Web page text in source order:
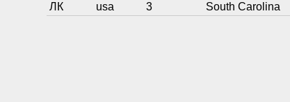
ЛК
usa 3 South Carolina